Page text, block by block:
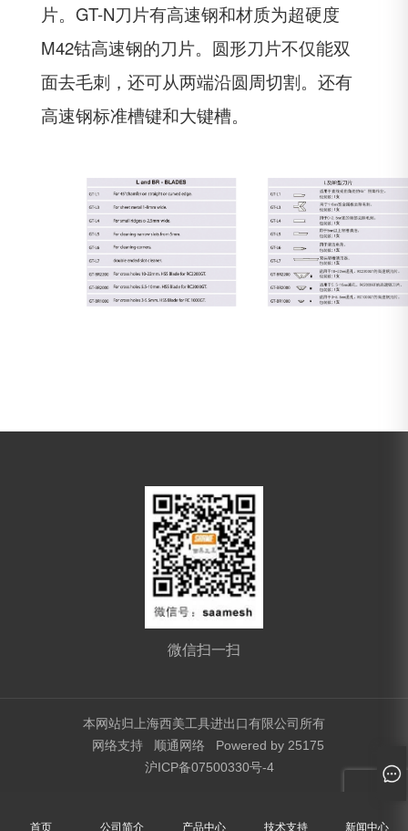
片。GT-N刀片有高速钢和材质为超硬度
M42钴高速钢的刀片。圆形刀片不仅能双
面去毛刺，还可从两端沿圆周切割。还有
高速钢标准槽键和大键槽。
微信扫一扫
本网站归上海西美工具进出口有限公司所有
网络支持
顺通网络
Powered by 25175
沪ICP备07500330号-4
首页 公司简介 产品中心 技术支持 新闻中心